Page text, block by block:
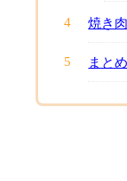
焼き
まとめ